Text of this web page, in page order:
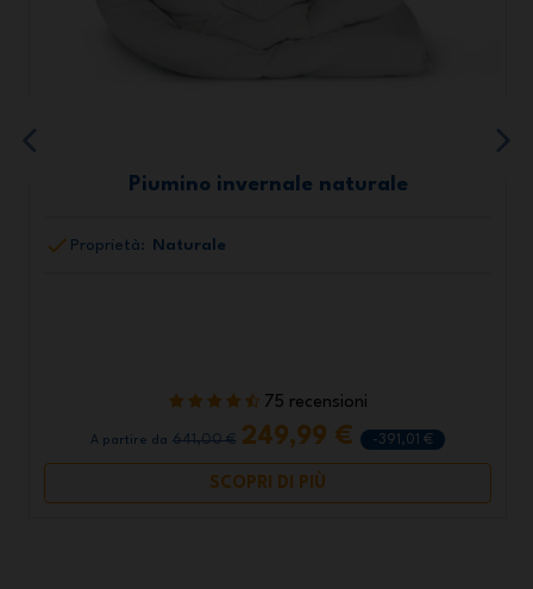
Piumino invernale naturale
Proprietà: Naturale
75 recensioni
A partire da 641,00 € 249,99 € -391,01 €
SCOPRI DI PIÙ